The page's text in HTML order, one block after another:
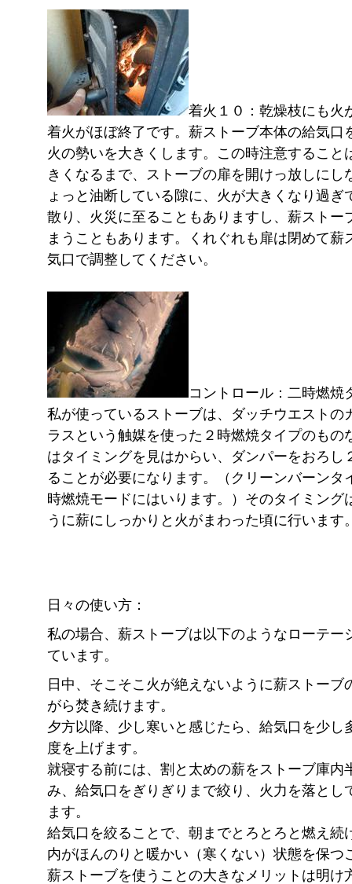
着火１０：乾燥枝にも火
着火がほぼ終了です。薪ストーブ本体の給気口
火の勢いを大きくします。この時注意すること
きくなるまで、ストーブの扉を開けっ放しにし
ょっと油断している隙に、火が大きくなり過ぎ
散り、火災に至ることもありますし、薪ストー
まうこともあります。くれぐれも扉は閉めて薪
気口で調整してください。
コントロール：二時燃焼
私が使っているストーブは、ダッチウエストの
ラスという触媒を使った２時燃焼タイプのもの
はタイミングを見はからい、ダンパーをおろし
ることが必要になります。（クリーンバーンタ
時燃焼モードにはいります。）そのタイミング
うに薪にしっかりと火がまわった頃に行います
日々の使い方：
私の場合、薪ストーブは以下のようなローテー
ています。
日中、そこそこ火が絶えないように薪ストーブ
がら焚き続けます。
夕方以降、少し寒いと感じたら、給気口を少し
度を上げます。
就寝する前には、割と太めの薪をストーブ庫内
み、給気口をぎりぎりまで絞り、火力を落とし
ます。
給気口を絞ることで、朝までとろとろと燃え続
内がほんのりと暖かい（寒くない）状態を保つ
薪ストーブを使うことの大きなメリットは明け